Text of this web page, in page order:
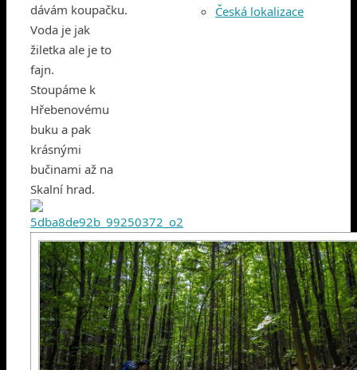
dávám koupačku.
Voda je jak
žiletka ale je to
fajn.
Stoupáme k
Hřebenovému
buku a pak
krásnými
bučinami až na
Skalní hrad.
Česká lokalizace